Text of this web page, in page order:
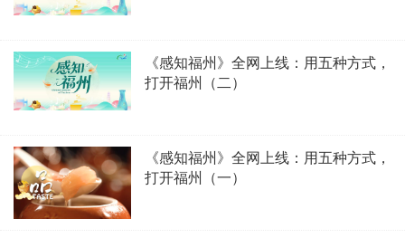
《感知福州》全网上线：用五种方式，
打开福州（二）
《感知福州》全网上线：用五种方式，
打开福州（一）